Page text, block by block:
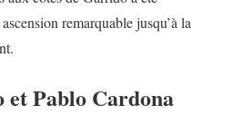
remarquable jusqu’à la
Pablo Cardona